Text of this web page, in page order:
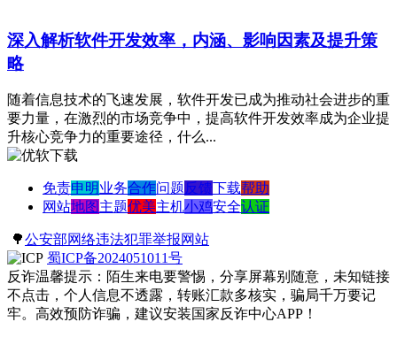
深入解析软件开发效率，内涵、影响因素及提升策
略
随着信息技术的飞速发展，软件开发已成为推动社会进步的重
要力量，在激烈的市场竞争中，提高软件开发效率成为企业提
升核心竞争力的重要途径，什么...
免责申明业务合作问题反馈下载帮助
网站地图 主题优美主机小鸡安全认证
🌳公安部网络违法犯罪举报网站
蜀ICP备2024051011号
反诈温馨提示：陌生来电要警惕，分享屏幕别随意，未知链接
不点击，个人信息不透露，转账汇款多核实，骗局千万要记
牢。高效预防诈骗，建议安装国家反诈中心APP！